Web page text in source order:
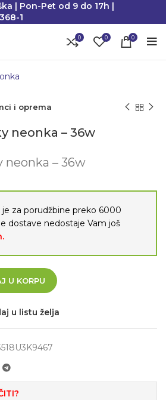
| Pon-Pet od 9 do 17h |
1
0 0 0
i oprema
neonka – 36w
neonka – 36w
je za porudžbine preko 6000
dostave nedostaje Vam još
U KORPU
u listu želja